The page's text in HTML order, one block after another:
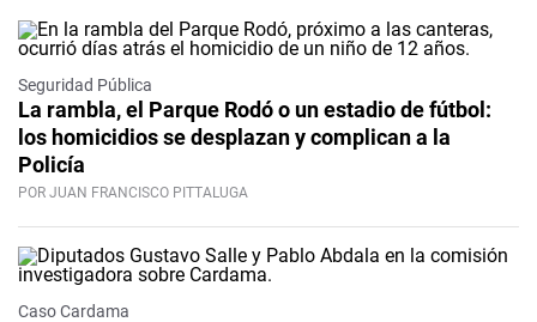
Seguridad Pública
La rambla, el Parque Rodó o un estadio de fútbol:
los homicidios se desplazan y complican a la
Policía
POR JUAN FRANCISCO PITTALUGA
Caso Cardama